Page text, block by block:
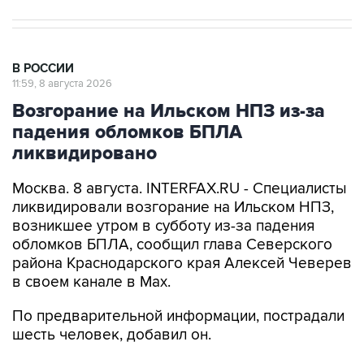
В РОССИИ
11:59, 8 августа 2026
Возгорание на Ильском НПЗ из-за
падения обломков БПЛА
ликвидировано
Москва. 8 августа. INTERFAX.RU - Специалисты
ликвидировали возгорание на Ильском НПЗ,
возникшее утром в субботу из-за падения
обломков БПЛА, сообщил глава Северского
района Краснодарского края Алексей Чеверев
в своем канале в Max.
По предварительной информации, пострадали
шесть человек, добавил он.